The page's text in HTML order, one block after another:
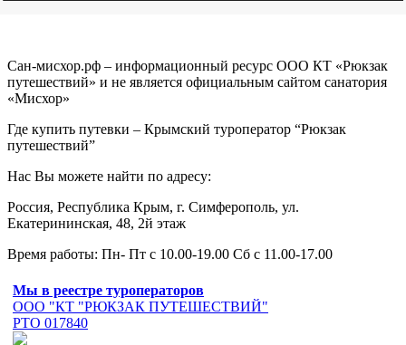
Сан-мисхор.рф – информационный ресурс ООО КТ «Рюкзак
путешествий» и не является официальным сайтом санатория
«Мисхор»
Где купить путевки – Крымский туроператор “Рюкзак
путешествий”
Нас Вы можете найти по адресу:
Россия, Республика Крым, г. Симферополь, ул.
Екатерининская, 48, 2й этаж
Время работы: Пн- Пт с 10.00-19.00 Сб с 11.00-17.00
Мы в реестре туроператоров
ООО "КТ "РЮКЗАК ПУТЕШЕСТВИЙ"
РТО 017840